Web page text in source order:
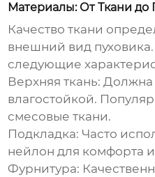
Материалы: От Ткани до
Качество ткани
внешний вид
следующие
Верхняя ткань: Должна
влагостойкой.
смесовые ткани.
Подкладка: Часто
нейлон для комфорта
Фурнитура: